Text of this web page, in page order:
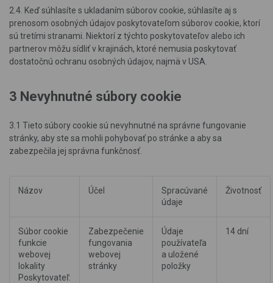
2.4. Keď súhlasíte s ukladaním súborov cookie, súhlasíte aj s
prenosom osobných údajov poskytovateľom súborov cookie, ktorí
sú tretími stranami. Niektorí z týchto poskytovateľov alebo ich
partnerov môžu sídliť v krajinách, ktoré nemusia poskytovať
dostatočnú ochranu osobných údajov, najmä v USA.
3 Nevyhnutné súbory cookie
3.1 Tieto súbory cookie sú nevyhnutné na správne fungovanie
stránky, aby ste sa mohli pohybovať po stránke a aby sa
zabezpečila jej správna funkčnosť.
Názov Účel
Spracúvané
údaje
Životnosť
Súbor cookie
funkcie
webovej
lokality
Poskytovateľ:
Zabezpečenie
fungovania
webovej
stránky
Údaje
používateľa
a uložené
položky
14 dní